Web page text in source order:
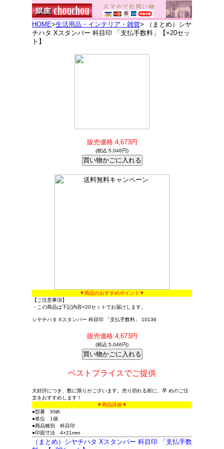
HOME>生活用品・インテリア・雑貨> （まとめ）シヤ
チハタ Xスタンパー 科目印 「支払手数料」【×20セッ
ト】
販売価格:4,673円
(税込:5,046円)
▼商品のおすすめポイント▼
【ご注意事項】
・この商品は下記内容×20セットでお届けします。
シヤチハタ Xスタンパー 科目印 「支払手数料」 10136
販売価格:4,673円
(税込:5,046円)
ベストプライスでご提供
大好評につき、数に限りがございます。売り切れる前に、早 めのご注
文をおすすめします！
▼商品詳細▼
●型番 XNK
●単位 1個
●商品種別 科目印
●印面寸法 4×21mm
（まとめ）シヤチハタ Xスタンパー 科目印 「支払手数